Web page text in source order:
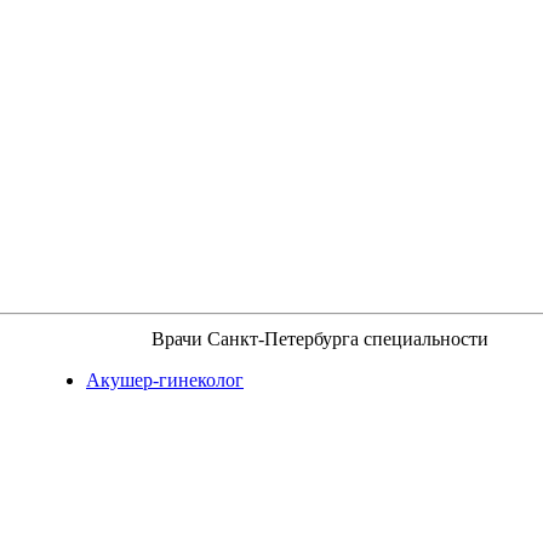
Врачи Санкт-Петербурга специальности
Акушер-гинеколог